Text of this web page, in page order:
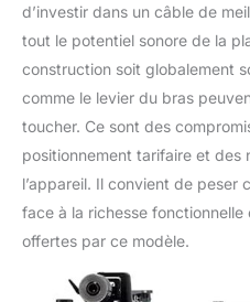
d’investir dans un câble de
tout le potentiel sonore de la
construction soit globalement
comme le levier du bras
toucher. Ce sont des
positionnement tarifaire et des
l’appareil. Il convient de peser
face à la richesse
offertes par ce modèle.